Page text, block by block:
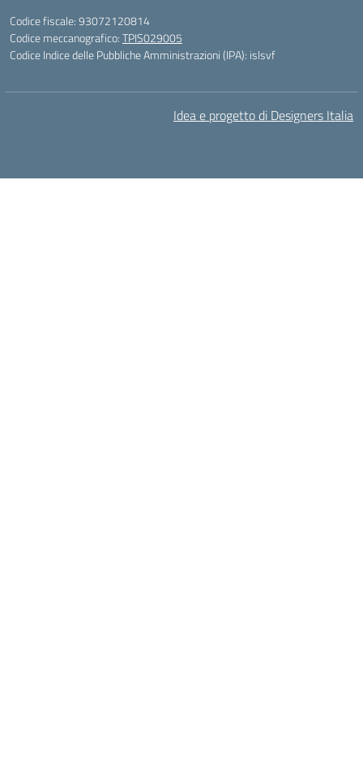
Codice fiscale: 93072120814
Codice meccanografico:TPIS029005
Codice Indice delle Pubbliche Amministrazioni (IPA): islsvf
Idea e progetto di Designers Italia